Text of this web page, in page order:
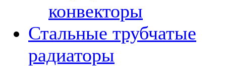
конвекторы
Стальные трубчатые
радиаторы